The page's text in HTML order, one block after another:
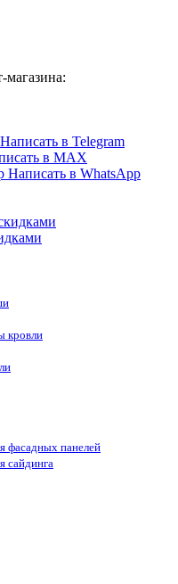
магазина:
Написать в Telegram
в MAX
Написать в WhatsApp
кровли
фасадных панелей
сайдинга